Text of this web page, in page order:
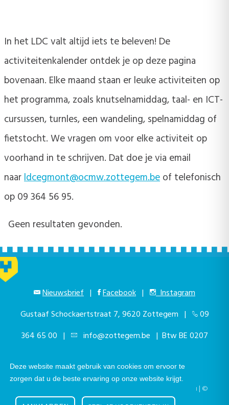
Deze website maakt gebruik van cookies om ervoor te
zorgen dat u de beste ervaring op onze website krijgt.
In het LDC valt altijd iets te beleven! De
activiteitenkalender ontdek je op deze pagina
bovenaan. Elke maand staan er leuke activiteiten op
het programma, zoals knutselnamiddag, taal- en ICT-
cursussen, turnles, een wandeling, spelnamiddag of
fietstocht. We vragen om voor elke activiteit op
voorhand in te schrijven. Dat doe je via email
naarldcegmont@ocmw.zottegem.be of telefonisch
op 09 364 56 95.
Geen resultaten gevonden.
Nieuwsbrief | Facebook |
Instagram
Gustaaf Schockaertstraat 7, 9620 Zottegem |
09
364 65 00 | info@zottegem.be | Btw BE 0207
Telefonisch bereikbaar elke werkdag van 9.00u tot 12.00u | ©